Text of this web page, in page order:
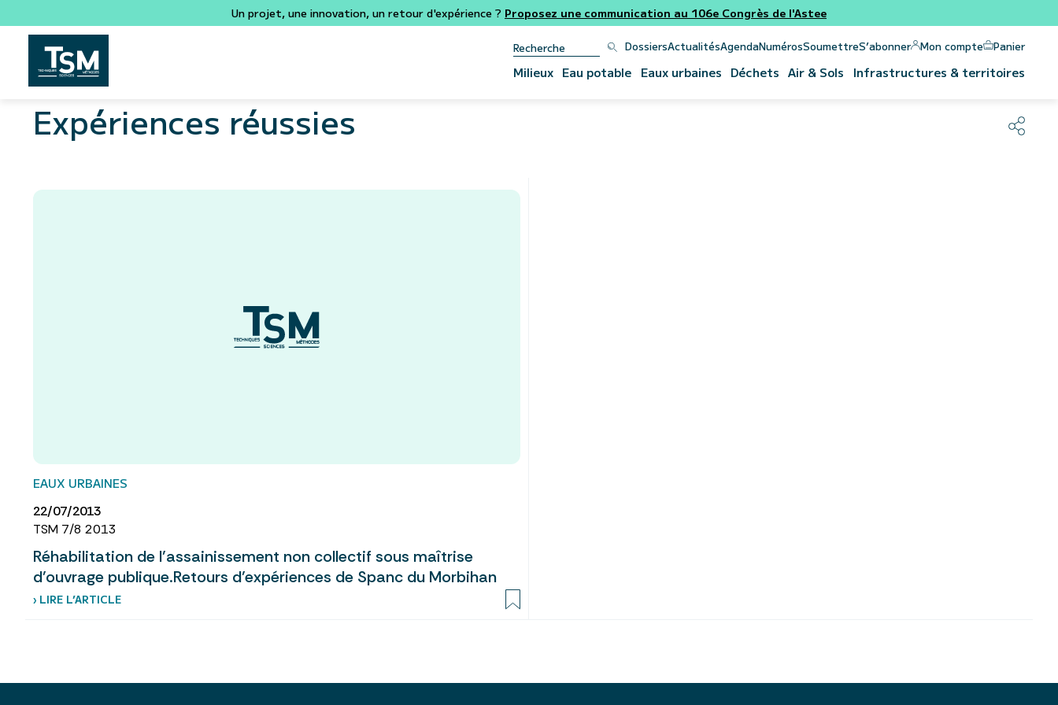
Un projet, une innovation, un retour d'expérience ? Proposez une communication au 106e Congrès de l'Astee
DossiersActualitésAgendaNumérosSoumettreS’abonner Mon compte Panier
Milieux Eau potable Eaux urbaines Déchets Air & Sols Infrastructures & territoires
Expériences réussies
EAUX URBAINES
22/07/2013
TSM 7/8 2013
Réhabilitation de l’assainissement non collectif sous maîtrise
d’ouvrage publique.Retours d’expériences de Spanc du Morbihan
› LIRE L’ARTICLE